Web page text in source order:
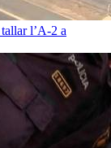
l’A-2 a